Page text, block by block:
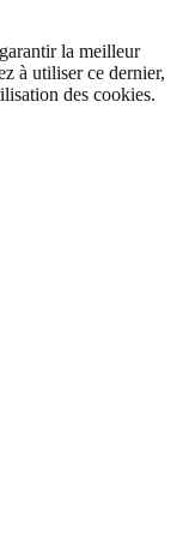
la meilleur
à utiliser ce dernier,
des cookies.